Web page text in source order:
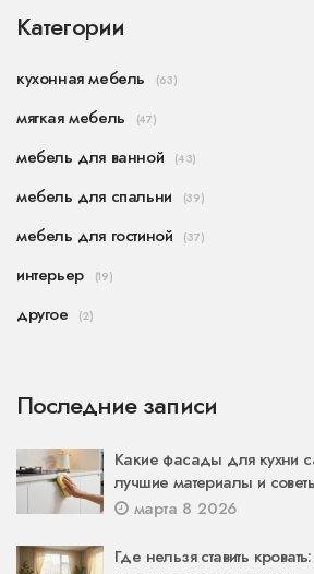
Категории
кухонная мебель (63)
мягкая мебель (47)
мебель для ванной (43)
мебель для спальни (39)
мебель для гостиной (37)
интерьер (19)
другое (2)
Последние записи
Какие фасады для кухни
лучшие материалы и
марта 8 2026
Где нельзя ставить